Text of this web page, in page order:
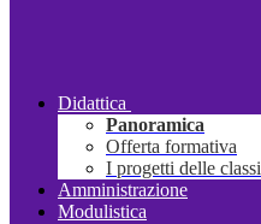
Didattica
Panoramica
Offerta formativa
I progetti delle classi
Amministrazione
Modulistica